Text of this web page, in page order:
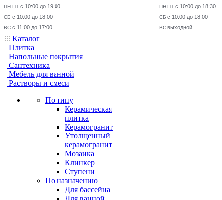
ПН-ПТ с 10:00 до 19:00
СБ с 10:00 до 18:00
ВС с 11:00 до 17:00
ПН-ПТ с 10:00 до 18:30
СБ с 10:00 до 18:00
ВС выходной
Каталог
Плитка
Напольные покрытия
Сантехника
Мебель для ванной
Растворы и смеси
По типу
Керамическая
плитка
Керамогранит
Утолщенный
керамогранит
Мозаика
Клинкер
Ступени
По назначению
Для бассейна
Для ванной